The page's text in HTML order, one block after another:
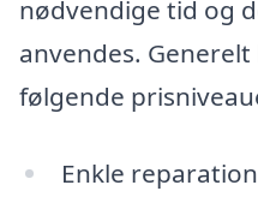
nødvendige tid og
anvendes.
følgende
Enkle